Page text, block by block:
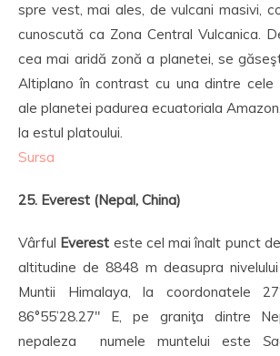
spre vest, mai ales, de vulcani masivi,
cunoscută ca Zona Central Vulcanica.
cea mai aridă zonă a planetei, se
Altiplano în contrast cu una dintre cele
ale planetei padurea ecuatoriala
la estul platoului.
Sursa
25. Everest (Nepal, China)
Vârful Everest este cel mai înalt punct
altitudine de 8848 m deasupra
Muntii Himalaya, la coordonatele
86°55’28.27″ E, pe graniţa dintre
nepaleza numele muntelui este